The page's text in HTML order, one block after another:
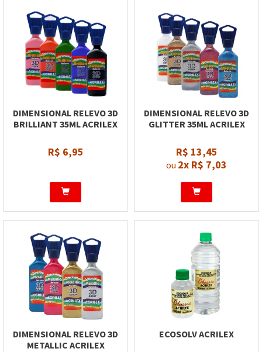
DIMENSIONAL RELEVO 3D
BRILLIANT 35ML ACRILEX
R$ 6,95
DIMENSIONAL RELEVO 3D
GLITTER 35ML ACRILEX
R$ 13,45
ou 2x R$ 7,03
DIMENSIONAL RELEVO 3D
METALLIC ACRILEX
ECOSOLV ACRILEX